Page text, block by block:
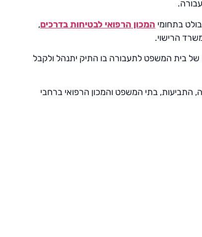
המכון הרפואי לבטיחות בדרכים,
הרישוי.
של בית המשפט לתעבורה בו התיק יתנהל ולקבל
התביעות, בתי המשפט והמכון הרפואי ברחבי